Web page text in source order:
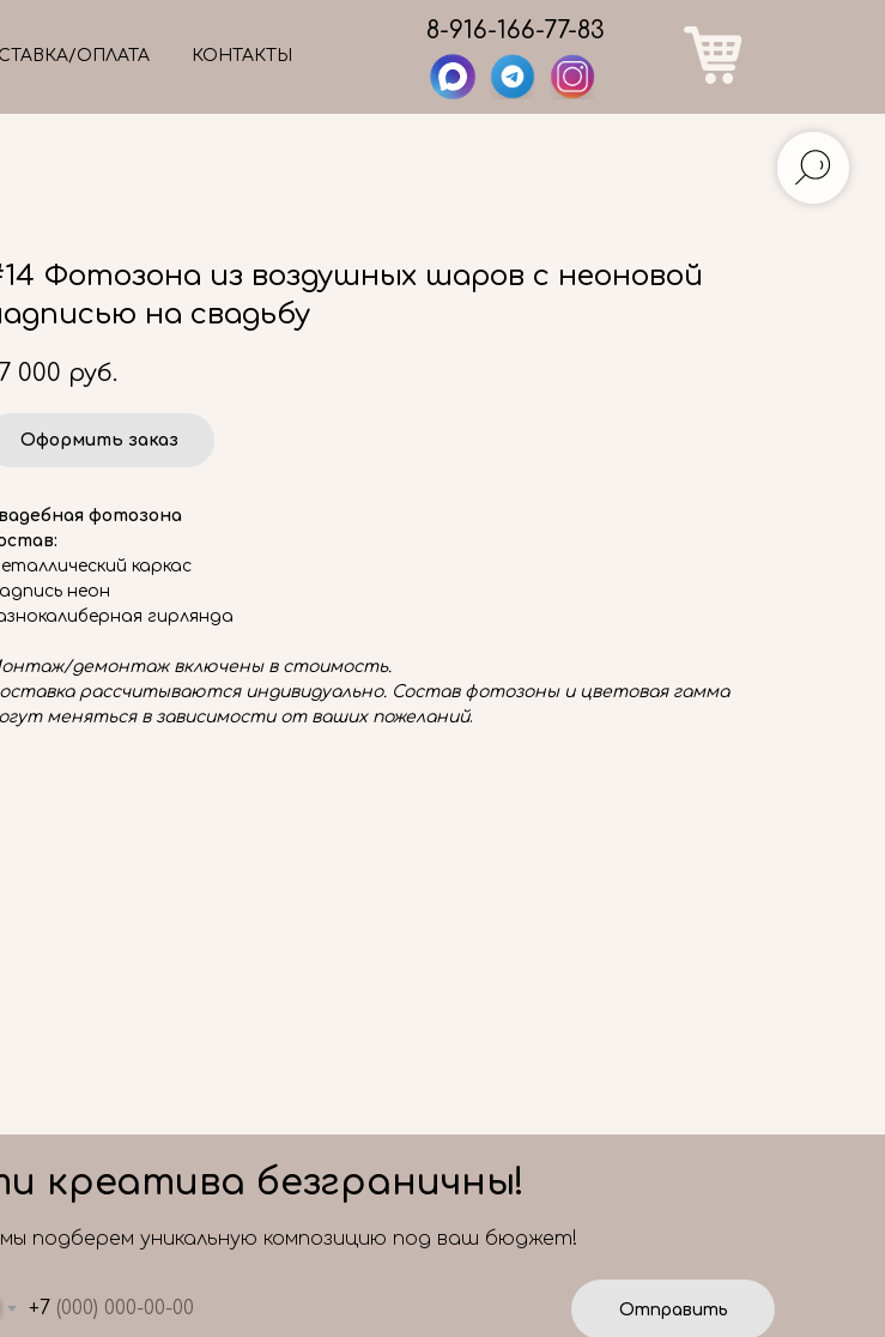
8-916-166-77-83
ОПЛАТА КОНТАКТЫ
Фотозона из воздушных шаров с неоновой
на свадьбу
000 руб.
Оформить заказ
фотозона
каркас
неон
гирлянда
демонтаж включены в стоимость.
рассчитываются индивидуально. Состав фотозоны и цветовая гамма
меняться в зависимости от ваших пожеланий.
+7 Отправить
креатива безграничны!
подберем уникальную композицию под ваш бюджет!